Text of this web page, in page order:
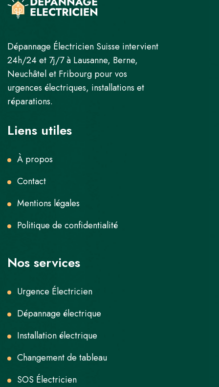
Dépannage Électricien Suisse intervient
24h/24 et 7j/7 à Lausanne, Berne,
Neuchâtel et Fribourg pour vos
urgences électriques, installations et
réparations.
Liens utiles
À propos
Contact
Mentions légales
Politique de confidentialité
Nos services
Urgence Électricien
Dépannage électrique
Installation électrique
Changement de tableau
SOS Électricien